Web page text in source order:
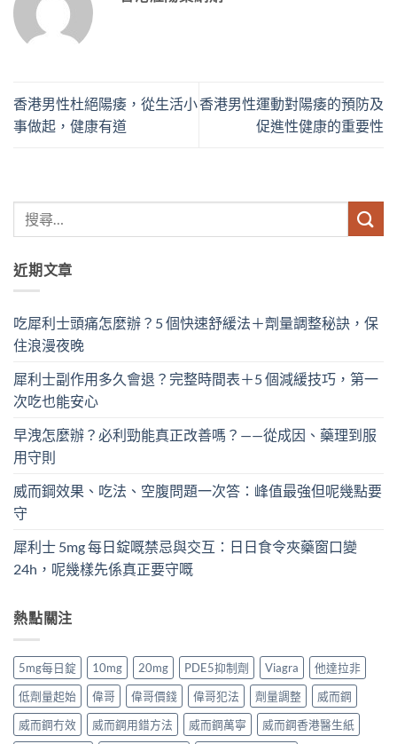
香港男性杜絕陽痿，從生活小
事做起，健康有道
香港男性運動對陽痿的預防及
促進性健康的重要性
近期文章
吃犀利士頭痛怎麼辦？5 個快速舒緩法＋劑量調整秘訣，保
住浪漫夜晚
犀利士副作用多久會退？完整時間表＋5 個減緩技巧，第一
次吃也能安心
早洩怎麼辦？必利勁能真正改善嗎？——從成因、藥理到服
用守則
威而鋼效果、吃法、空腹問題一次答：峰值最強但呢幾點要
守
犀利士 5mg 每日錠嘅禁忌與交互：日日食令夾藥窗口變
24h，呢幾樣先係真正要守嘅
熱點關注
5mg每日錠 10mg 20mg PDE5抑制劑 Viagra
他達拉非
低劑量起始
偉哥 偉哥價錢 偉哥犯法 劑量調整
威而鋼
威而鋼冇效
威而鋼用錯方法 威而鋼萬寧
威而鋼香港醫生紙